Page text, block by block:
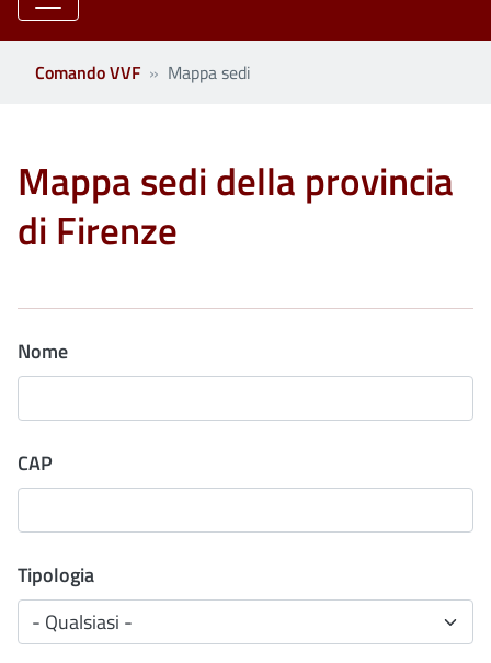
Comando VVF Mappa sedi
Mappa sedi della provincia
di Firenze
Nome
CAP
Tipologia